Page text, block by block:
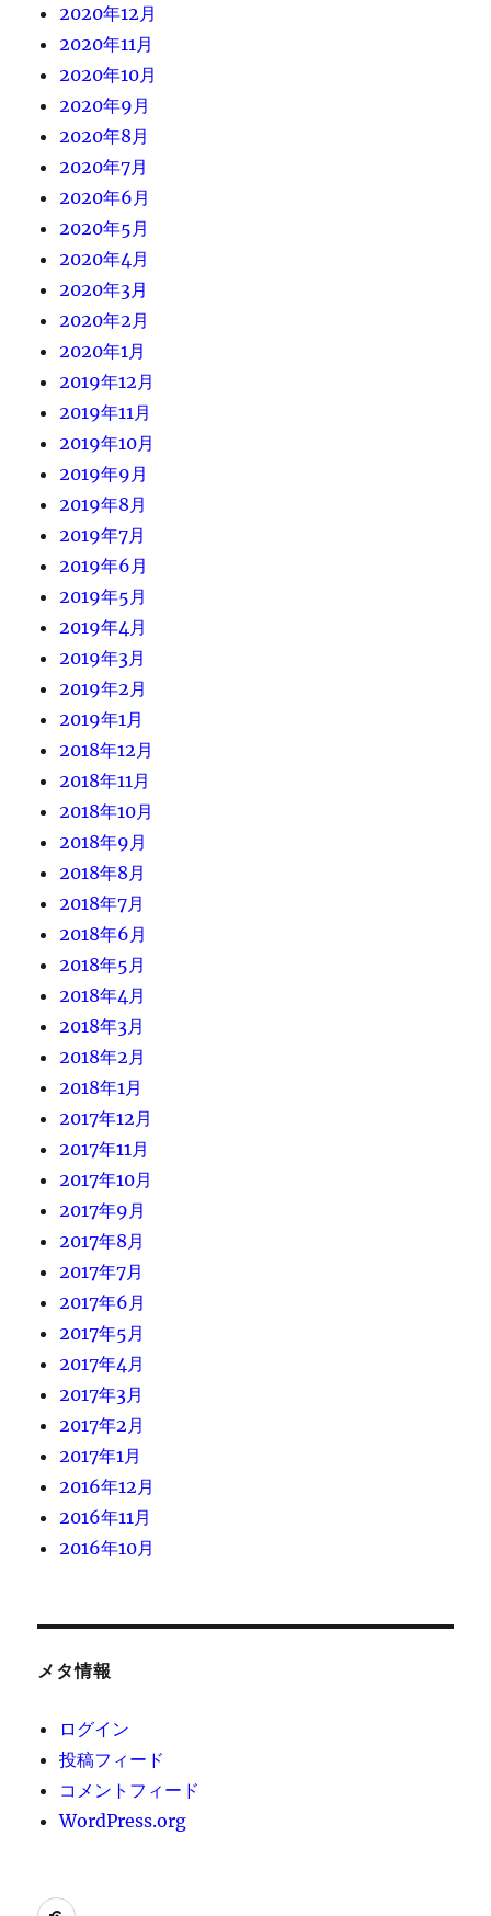
2020年12月
2020年11月
2020年10月
2020年9月
2020年8月
2020年7月
2020年6月
2020年5月
2020年4月
2020年3月
2020年2月
2020年1月
2019年12月
2019年11月
2019年10月
2019年9月
2019年8月
2019年7月
2019年6月
2019年5月
2019年4月
2019年3月
2019年2月
2019年1月
2018年12月
2018年11月
2018年10月
2018年9月
2018年8月
2018年7月
2018年6月
2018年5月
2018年4月
2018年3月
2018年2月
2018年1月
2017年12月
2017年11月
2017年10月
2017年9月
2017年8月
2017年7月
2017年6月
2017年5月
2017年4月
2017年3月
2017年2月
2017年1月
2016年12月
2016年11月
2016年10月
メタ情報
ログイン
投稿フィード
コメントフィード
WordPress.org